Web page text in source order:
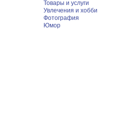
Товары и услуги
Увлечения и хобби
Фотография
Юмор